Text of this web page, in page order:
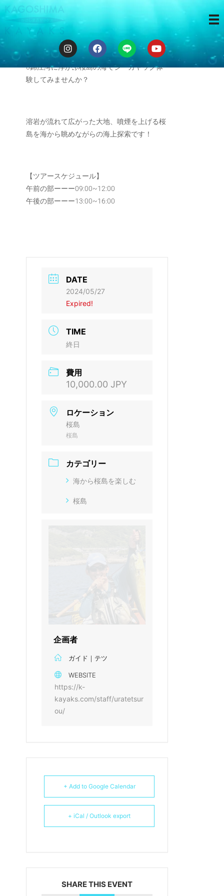
海から桜島
0錦江湾に浮かぶ桜島の海でシーカヤック体
験してみませんか？
溶岩が流れて広がった大地、噴煙を上げる桜
島を海から眺めながらの海上探索です！
【ツアースケジュール】
午前の部ーーー09:00~12:00
午後の部ーーー13:00~16:00
DATE
2024/05/27
Expired!
TIME
終日
費用
10,000.00 JPY
ロケーション
桜島
桜島
カテゴリー
海から桜島を楽しむ
桜島
企画者
ガイド｜テツ
WEBSITE
https://k-
kayaks.com/staff/uratetsur
ou/
+ Add to Google Calendar
+ iCal / Outlook export
SHARE THIS EVENT